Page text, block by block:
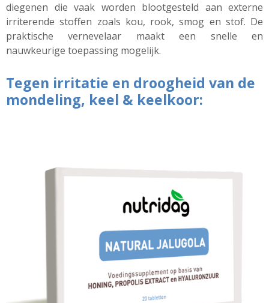
diegenen die vaak worden blootgesteld aan externe
irriterende stoffen zoals kou, rook, smog en stof. De
praktische vernevelaar maakt een snelle en
nauwkeurige toepassing mogelijk.
Tegen irritatie en droogheid van de
mondeling, keel & keelkoor: